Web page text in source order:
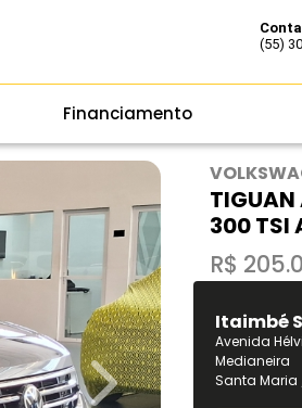
(55)
Financiamento
TIGUAN
300 TSI
R$
Itaimbé
Avenida
Medianeira
Santa Maria
Next